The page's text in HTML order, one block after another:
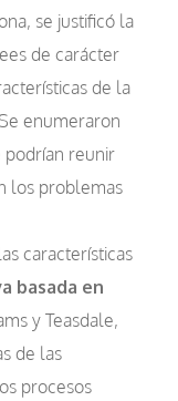
se justificó la
de carácter
de la
enumeraron
reunir
los problemas
características
basada en
y Teasdale,
de las
procesos